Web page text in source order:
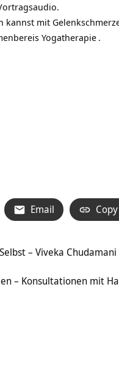
mit
Yogatherapie .
Email
– Viveka Chudamani
– Konsultationen mit